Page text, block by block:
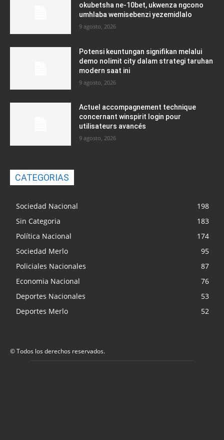
okubetsha ne-10bet, ukwenza ngcono
umhlaba wemisebenzi yezemidlalo
9 agosto, 2026
Potensi keuntungan signifikan melalui
demo nolimit city dalam strategi taruhan
modern saat ini
9 agosto, 2026
Actuel accompagnement technique
concernant winspirit login pour
utilisateurs avancés
9 agosto, 2026
CATEGORIAS
Sociedad Nacional
198
Sin Categoria
183
Política Nacional
174
Sociedad Merlo
95
Policiales Nacionales
87
Economia Nacional
76
Deportes Nacionales
53
Deportes Merlo
52
© Todos los derechos reservados.